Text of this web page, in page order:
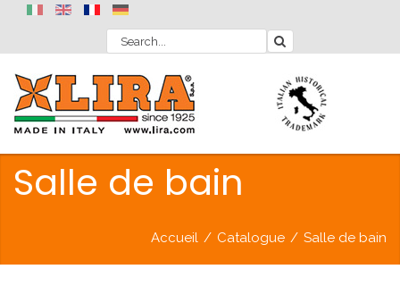
Salle de bain
Accueil / Catalogue / Salle de bain